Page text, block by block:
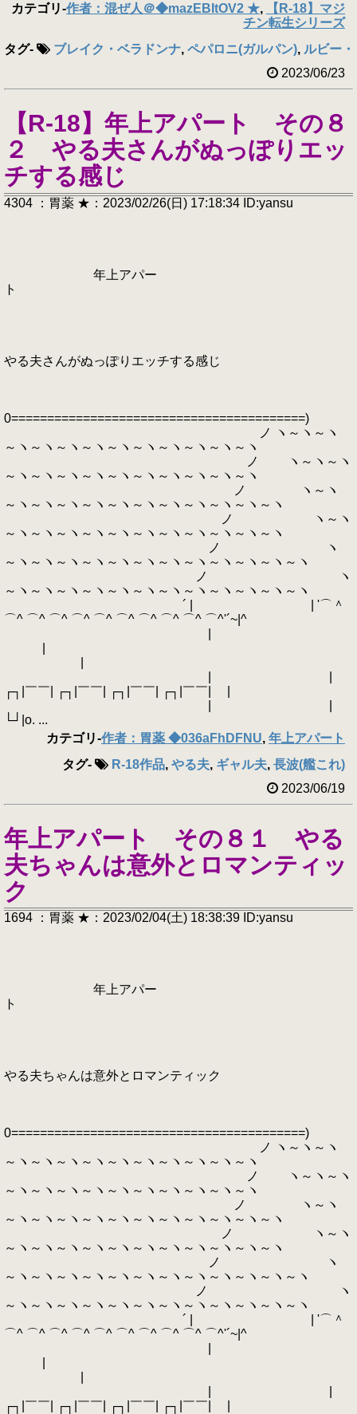
カテゴリ-作者：混ぜ人＠◆mazEBItOV2 ★,
【R-18】マジ
チン転生シリーズ
タグ- ブレイク・ベラドンナ, ペパロニ(ガルパン), ルビー
2023/06/23
【R-18】年上アパート その８
２ やる夫さんがぬっぽりエッ
チする感じ
4304 ：胃薬 ★：2023/02/26(日) 17:18:34 ID:yansu
年上アパー
ト
やる夫さんがぬっぽりエッチする感じ
0=========================================)
ノ ヽ～ヽ～ヽ
～ヽ～ヽ～ヽ～ヽ～ヽ～ヽ～ヽ～ヽ～ヽ～ヽ
ノ ヽ～ヽ～ヽ
～ヽ～ヽ～ヽ～ヽ～ヽ～ヽ～ヽ～ヽ～ヽ～ヽ
ノ ヽ～ヽ
～ヽ～ヽ～ヽ～ヽ～ヽ～ヽ～ヽ～ヽ～ヽ～ヽ～ヽ
ノ ヽ～ヽ
～ヽ～ヽ～ヽ～ヽ～ヽ～ヽ～ヽ～ヽ～ヽ～ヽ～ヽ
ノ ヽ
～ヽ～ヽ～ヽ～ヽ～ヽ～ヽ～ヽ～ヽ～ヽ～ヽ～ヽ～ヽ
ノ ヽ
～ヽ～ヽ～ヽ～ヽ～ヽ～ヽ～ヽ～ヽ～ヽ～ヽ～ヽ～ヽ
´ | | '⌒＾
⌒^ ⌒^ ⌒^ ⌒^ ⌒^ ⌒^ ⌒^ ⌒^ ⌒^ ⌒^'´~|^
┌┐|￣￣| ┌┐|￣￣| ┌┐|￣￣| ┌┐|￣￣| |
└┘|o. ...
カテゴリ-作者：胃薬 ◆036aFhDFNU, 年上アパート
タグ- R-18作品, やる夫, ギャル夫, 長波(艦これ)
2023/06/19
年上アパート その８１ やる
夫ちゃんは意外とロマンティッ
ク
1694 ：胃薬 ★：2023/02/04(土) 18:38:39 ID:yansu
年上アパー
ト
やる夫ちゃんは意外とロマンティック
0=========================================)
ノ ヽ～ヽ～ヽ
～ヽ～ヽ～ヽ～ヽ～ヽ～ヽ～ヽ～ヽ～ヽ～ヽ
ノ ヽ～ヽ～ヽ
～ヽ～ヽ～ヽ～ヽ～ヽ～ヽ～ヽ～ヽ～ヽ～ヽ
ノ ヽ～ヽ
～ヽ～ヽ～ヽ～ヽ～ヽ～ヽ～ヽ～ヽ～ヽ～ヽ～ヽ
ノ ヽ～ヽ
～ヽ～ヽ～ヽ～ヽ～ヽ～ヽ～ヽ～ヽ～ヽ～ヽ～ヽ
ノ ヽ
～ヽ～ヽ～ヽ～ヽ～ヽ～ヽ～ヽ～ヽ～ヽ～ヽ～ヽ～ヽ
ノ ヽ
～ヽ～ヽ～ヽ～ヽ～ヽ～ヽ～ヽ～ヽ～ヽ～ヽ～ヽ～ヽ
´ | | '⌒＾
⌒^ ⌒^ ⌒^ ⌒^ ⌒^ ⌒^ ⌒^ ⌒^ ⌒^ ⌒^'´~|^
┌┐|￣￣| ┌┐|￣￣| ┌┐|￣￣| ┌┐|￣￣| |